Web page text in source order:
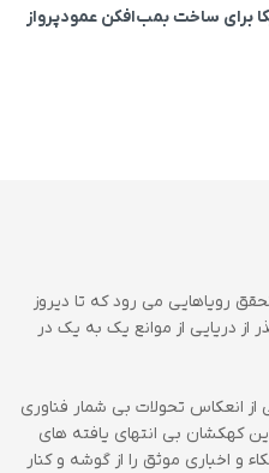
برای ساخت بمب‌افکن عمودپرواز
رویاهایی می رود که تا دیروز
از دریایی از موانع یک به یک در
انعکاس تحولات بی شمار فناوری
کهکشان بی انتهای یافته های
و اخباری موثق را از گوشه و کنار